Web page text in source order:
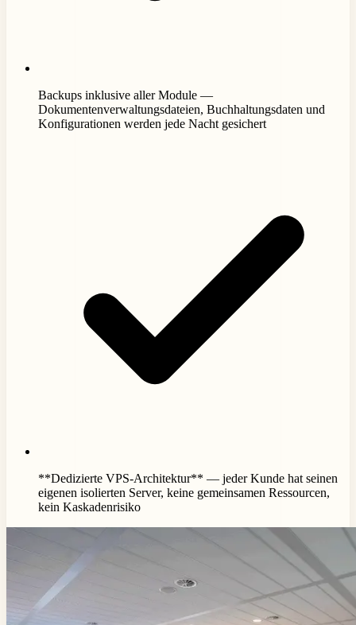
Backups inklusive aller Module —
Dokumentenverwaltungsdateien, Buchhaltungsdaten und
Konfigurationen werden jede Nacht gesichert
**Dedizierte VPS-Architektur** — jeder Kunde hat seinen
eigenen isolierten Server, keine gemeinsamen Ressourcen,
kein Kaskadenrisiko